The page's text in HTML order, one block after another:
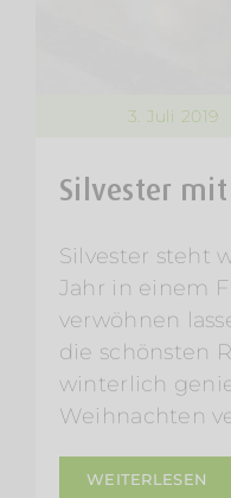
3. Juli 2019
Silvester
Silvester steht
Jahr in einem
verwöhnen
die schönsten
winterlich
Weihnachten
WEITERLESEN